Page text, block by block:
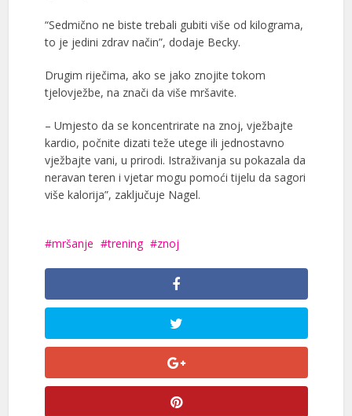
“Sedmično ne biste trebali gubiti više od kilograma,
to je jedini zdrav način”, dodaje Becky.
Drugim riječima, ako se jako znojite tokom
tjelovježbe, na znači da više mršavite.
– Umjesto da se koncentrirate na znoj, vježbajte
kardio, počnite dizati teže utege ili jednostavno
vježbajte vani, u prirodi. Istraživanja su pokazala da
neravan teren i vjetar mogu pomoći tijelu da sagori
više kalorija”, zaključuje Nagel.
mršanje trening znoj